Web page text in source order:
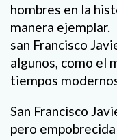
hombres en la
manera ejemplar.
san Francisco
algunos, como el
tiempos
San Francisco
pero